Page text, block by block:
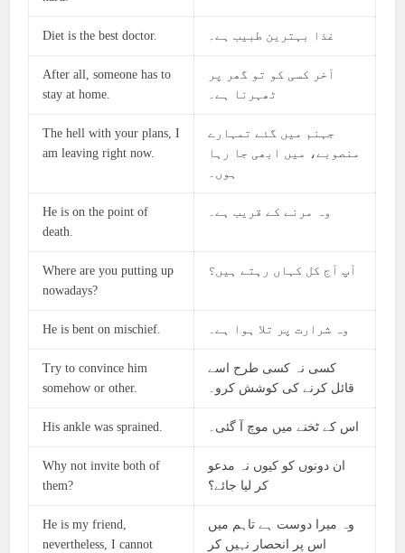
Diet is the best doctor. غذا بہترین طبیب ہے۔
After all, someone has to
stay at home.
آخر کسی کو تو گھر پر
ٹھہرنا ہے۔
The hell with your plans, I
am leaving right now.
جہنم میں گئے تمہارے
منصوبے، میں ابھی جا رہا
ہوں۔
He is on the point of
death.
وہ مرنے کے قریب ہے۔
Where are you putting up
nowadays?
آپ آج کل کہاں رہتے ہیں؟
He is bent on mischief. وہ شرارت پر تلا ہوا ہے۔
Try to convince him
somehow or other.
کسی نہ کسی طرح اسے
قائل کرنے کی کوشش کرو۔
His ankle was sprained. اس کے ٹخنے میں موچ آ گئی۔
Why not invite both of
them?
ان دونوں کو کیوں نہ مدعو
کر لیا جائے؟
He is my friend,
nevertheless, I cannot
وہ میرا دوست ہے تاہم میں
اس پر انحصار نہیں کر